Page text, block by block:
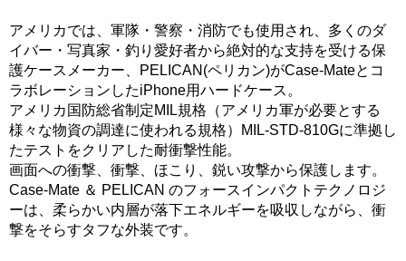
アメリカでは、軍隊・警察・消防でも使用され、多くのダ
イバー・写真家・釣り愛好者から絶対的な支持を受ける保
護ケースメーカー、PELICAN(ペリカン)がCase-Mateとコ
ラボレーションしたiPhone用ハードケース。
アメリカ国防総省制定MIL規格（アメリカ軍が必要とする
様々な物資の調達に使われる規格）MIL-STD-810Gに準拠し
たテストをクリアした耐衝撃性能。
画面への衝撃、衝撃、ほこり、鋭い攻撃から保護します。
Case-Mate ＆ PELICAN のフォースインパクトテクノロジ
ーは、柔らかい内層が落下エネルギーを吸収しながら、衝
撃をそらすタフな外装です。